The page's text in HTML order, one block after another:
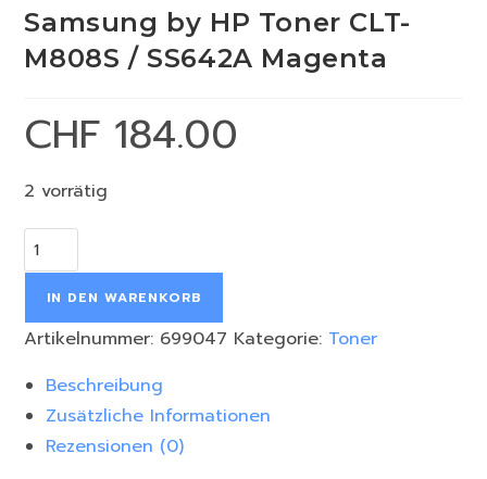
Samsung by HP Toner CLT-
M808S / SS642A Magenta
CHF 184.00
2 vorrätig
IN DEN WARENKORB
Artikelnummer: 699047 Kategorie: Toner
Beschreibung
Zusätzliche Informationen
Rezensionen (0)